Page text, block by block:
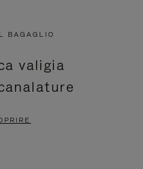
BAGAGLIO
valigia